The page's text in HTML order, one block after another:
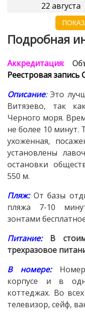
22 августа
Подробная
Аккредитация:
Реестровая запись
Описание:Это
Витязево, так
Черного моря.
не более 10 минут.
ухоженная,
установлены
остановки
550 м.
Пляж: От базы
пляжа 7-10
зонтами
Питание:
В
трехразовое
В номере:
корпусе и в
коттеджах. Во
телевизор, сейф,